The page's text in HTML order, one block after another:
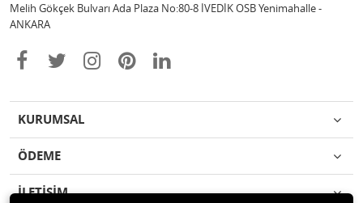
Melih Gökçek Bulvarı Ada Plaza No:80-8 İVEDİK OSB Yenimahalle -
ANKARA
KURUMSAL
ÖDEME
İLETİŞİM